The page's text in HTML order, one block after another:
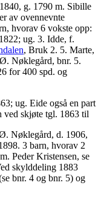
g. 1790 m. Sibille
av ovennevnte
hvorav 6 vokste opp:
ug. 3. Idde, f.
, Bruk 2. 5. Marte,
Nøklegård, bnr. 5.
for 400 spd. og
ug. Eide også en part
ved skjøte tgl. 1863 til
Nøklegård, d. 1906,
3 barn, hvorav 2
Peder Kristensen, se
skylddeling 1883
bnr. 4 og bnr. 5) og